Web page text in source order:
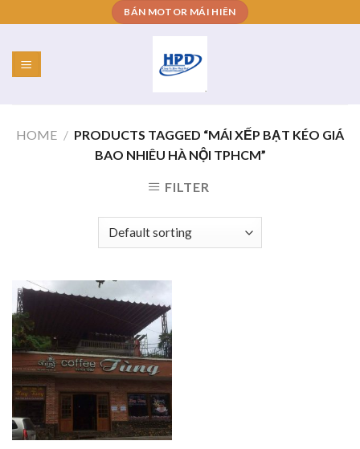
to
content
BÁN MOTOR MÁI HIÊN
HOME / PRODUCTS TAGGED “MÁI XẾP BẠT KÉO GIÁ
BAO NHIÊU HÀ NỘI TPHCM”
FILTER